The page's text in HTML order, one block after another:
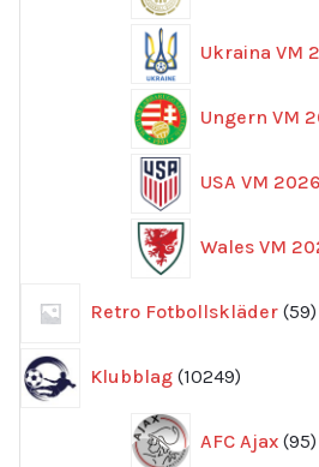
Ukraina VM
Ungern VM
USA VM 2026
Wales VM
Retro Fotbollskläder 59
Klubblag 10249
produkter
AFC Ajax 95